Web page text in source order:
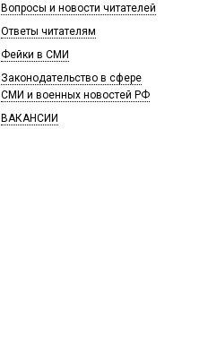
Вопросы и новости читателей
Ответы читателям
Фейки в СМИ
Законодательство в сфере
СМИ и военных новостей РФ
ВАКАНСИИ